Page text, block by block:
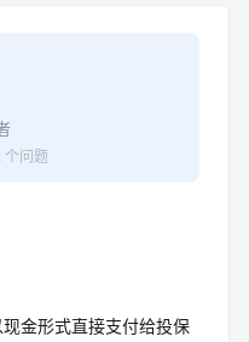
个问题
金形式直接支付给投保